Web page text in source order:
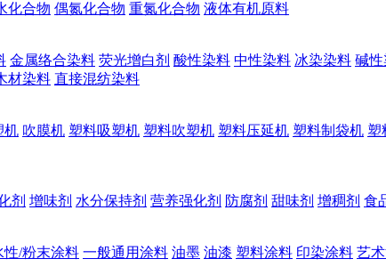
化合物 偶氮化合物 重氮化合物 液体有机原料
金属络合染料 荧光增白剂 酸性染料 中性染料 冰染染料 碱
材染料 直接混纺染料
机 吹膜机 塑料吸塑机 塑料吹塑机 塑料压延机 塑料制袋机 塑
剂 增味剂 水分保持剂 营养强化剂 防腐剂 甜味剂 增稠剂 食
性/粉末涂料 一般通用涂料 油墨 油漆 塑料涂料 印染涂料 艺